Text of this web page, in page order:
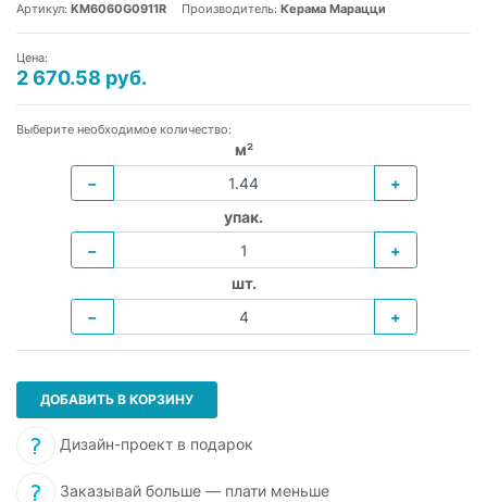
Артикул: KM6060G0911R Производитель: Керама Марацци
Цена:
2 670.58 руб.
Выберите необходимое количество:
м²
−
+
упак.
−
+
шт.
−
+
ДОБАВИТЬ В КОРЗИНУ
Дизайн-проект в подарок
Заказывай больше — плати меньше